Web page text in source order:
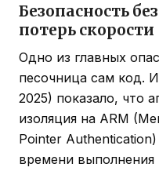
Безопасность
потерь скорости
Одно из главных
песочница сам код.
2025) показало, что
изоляция на ARM
Pointer
времени выполнения